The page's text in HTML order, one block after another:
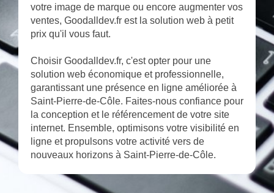
votre image de marque ou encore augmenter vos
ventes, Goodalldev.fr est la solution web à petit
prix qu'il vous faut.
Choisir Goodalldev.fr, c'est opter pour une
solution web économique et professionnelle,
garantissant une présence en ligne améliorée à
Saint-Pierre-de-Côle. Faites-nous confiance pour
la conception et le référencement de votre site
internet. Ensemble, optimisons votre visibilité en
ligne et propulsons votre activité vers de
nouveaux horizons à Saint-Pierre-de-Côle.